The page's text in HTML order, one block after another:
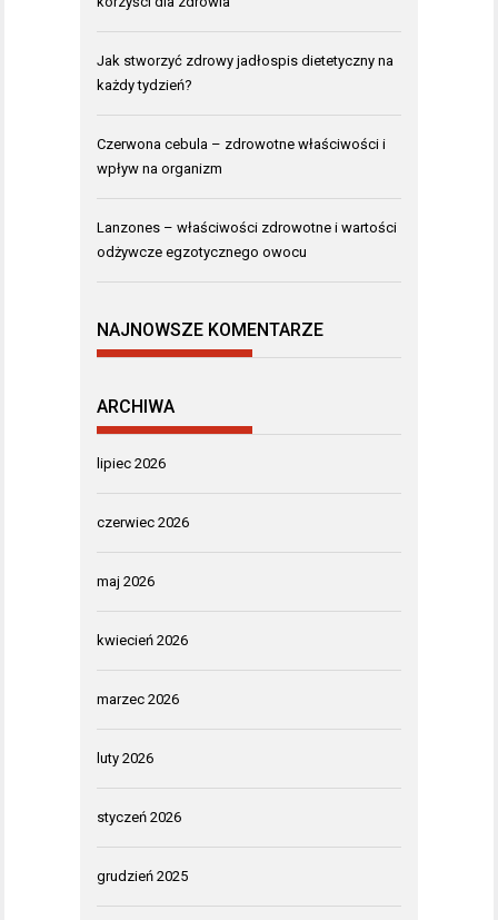
Jak stworzyć zdrowy jadłospis dietetyczny na
każdy tydzień?
Czerwona cebula – zdrowotne właściwości i
wpływ na organizm
Lanzones – właściwości zdrowotne i wartości
odżywcze egzotycznego owocu
NAJNOWSZE KOMENTARZE
ARCHIWA
lipiec 2026
czerwiec 2026
maj 2026
kwiecień 2026
marzec 2026
luty 2026
styczeń 2026
grudzień 2025